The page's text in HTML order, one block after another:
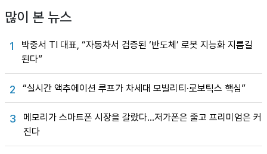
많이 본 뉴스
1
박중서 TI 대표, “자동차서 검증된 ‘반도체’ 로봇 지능화 지름길
된다”
2 “실시간 액추에이션 루프가 차세대 모빌리티·로보틱스 핵심”
3
메모리가 스마트폰 시장을 갈랐다…저가폰은 줄고 프리미엄은 커
진다